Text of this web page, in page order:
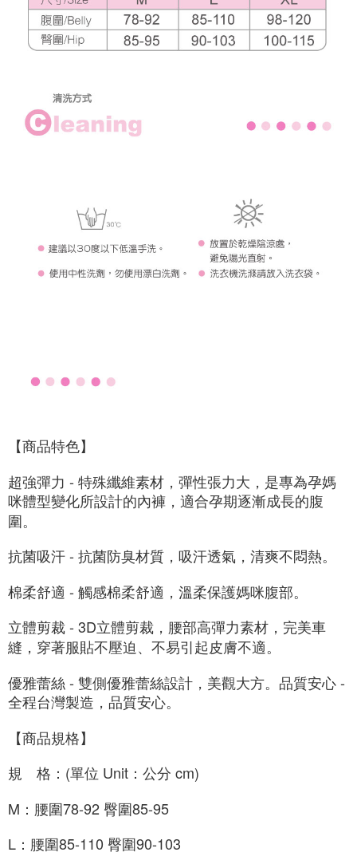
【商品特色】
超強彈力 - 特殊纖維素材，彈性張力大，是專為孕媽
咪體型變化所設計的內褲，適合孕期逐漸成長的腹
圍。
抗菌吸汗 - 抗菌防臭材質，吸汗透氣，清爽不悶熱。
棉柔舒適 - 觸感棉柔舒適，溫柔保護媽咪腹部。
立體剪裁 - 3D立體剪裁，腰部高彈力素材，完美車
縫，穿著服貼不壓迫、不易引起皮膚不適。
優雅蕾絲 - 雙側優雅蕾絲設計，美觀大方。品質安心 -
全程台灣製造，品質安心。
【商品規格】
規　格：(單位 Unit：公分 cm)
M：腰圍78-92 臀圍85-95
L：腰圍85-110 臀圍90-103